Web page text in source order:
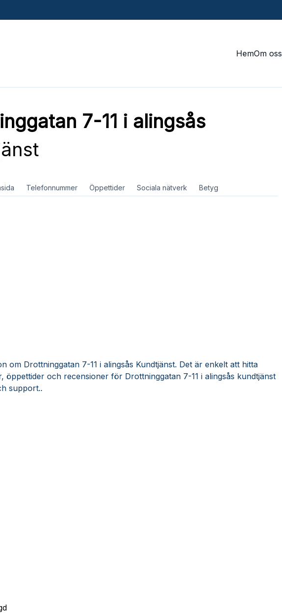
HemOm oss
7-11 i alingsås
Telefonnummer Öppettider Sociala nätverk Betyg
om Drottninggatan 7-11 i alingsås Kundtjänst. Det är enkelt att hitta
öppettider och recensioner för Drottninggatan 7-11 i alingsås kundtjänst
support..